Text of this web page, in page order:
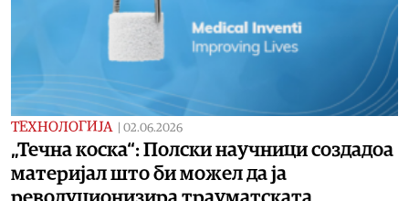
ТЕХНОЛОГИЈА 02.06.2026
„Течна коска“: Полски научници создадоа
материјал што би можел да ја